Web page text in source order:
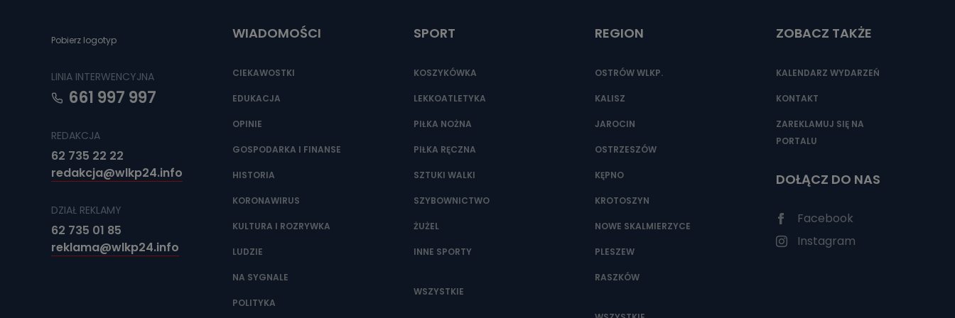
Pobierz logotyp
LINIA INTERWENCYJNA
661 997 997
REDAKCJA
62 735 22 22
redakcja@wlkp24.info
DZIAŁ REKLAMY
62 735 01 85
reklama@wlkp24.info
WIADOMOŚCI
CIEKAWOSTKI
EDUKACJA
OPINIE
GOSPODARKA I FINANSE
HISTORIA
KORONAWIRUS
KULTURA I ROZRYWKA
LUDZIE
NA SYGNALE
POLITYKA
SPORT
KOSZYKÓWKA
LEKKOATLETYKA
PIŁKA NOŻNA
PIŁKA RĘCZNA
SZTUKI WALKI
SZYBOWNICTWO
ŻUŻEL
INNE SPORTY
WSZYSTKIE
REGION
OSTRÓW WLKP.
KALISZ
JAROCIN
OSTRZESZÓW
KĘPNO
KROTOSZYN
NOWE SKALMIERZYCE
PLESZEW
RASZKÓW
ZOBACZ TAKŻE
KALENDARZ WYDARZEŃ
KONTAKT
ZAREKLAMUJ SIĘ NA
PORTALU
DOŁĄCZ DO NAS
Facebook
Instagram